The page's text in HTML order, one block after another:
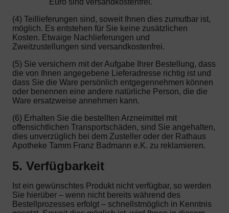
Euro sind versandkostenfrei.
(4) Teillieferungen sind, soweit Ihnen dies zumutbar ist,
möglich. Es entstehen für Sie keine zusätzlichen
Kosten. Etwaige Nachlieferungen und
Zweitzustellungen sind versandkostenfrei.
(5) Sie versichern mit der Aufgabe Ihrer Bestellung, dass
die von Ihnen angegebene Lieferadresse richtig ist und
dass Sie die Ware persönlich entgegennehmen können
oder benennen eine andere natürliche Person, die die
Ware ersatzweise annehmen kann.
(6) Erhalten Sie die bestellten Arzneimittel mit
offensichtlichen Transportschäden, sind Sie angehalten,
dies unverzüglich bei dem Zusteller oder der Rathaus
Apotheke Tamm Franz Badmann e.K. zu reklamieren.
5. Verfügbarkeit
Ist ein gewünschtes Produkt nicht verfügbar, so werden
Sie hierüber – wenn nicht bereits während des
Bestellprozesses erfolgt – schnellstmöglich in Kenntnis